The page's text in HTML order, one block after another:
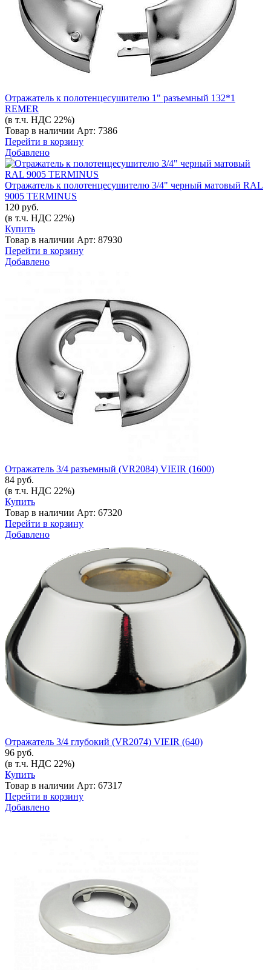
Отражатель к полотенцесушителю 1" разъемный 132*1
REMER
(в т.ч. НДС 22%)
Товар в наличии Арт: 7386
Перейти в корзину
Добавлено
Отражатель к полотенцесушителю 3/4" черный матовый RAL
9005 TERMINUS
120 руб.
(в т.ч. НДС 22%)
Купить
Товар в наличии Арт: 87930
Перейти в корзину
Добавлено
Отражатель 3/4 разъемный (VR2084) VIEIR (1600)
84 руб.
(в т.ч. НДС 22%)
Купить
Товар в наличии Арт: 67320
Перейти в корзину
Добавлено
Отражатель 3/4 глубокий (VR2074) VIEIR (640)
96 руб.
(в т.ч. НДС 22%)
Купить
Товар в наличии Арт: 67317
Перейти в корзину
Добавлено